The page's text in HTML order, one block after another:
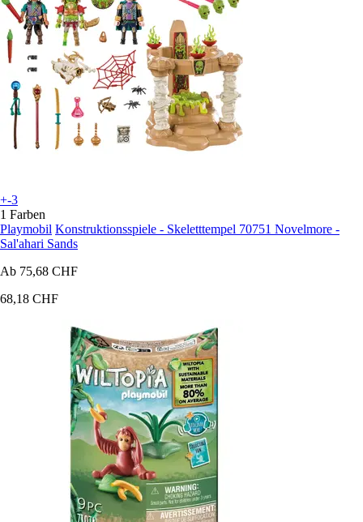
+-3
1 Farben
Playmobil Konstruktionsspiele - Skeletttempel 70751 Novelmore -
Sal'ahari Sands
Ab 75,68 CHF
68,18 CHF